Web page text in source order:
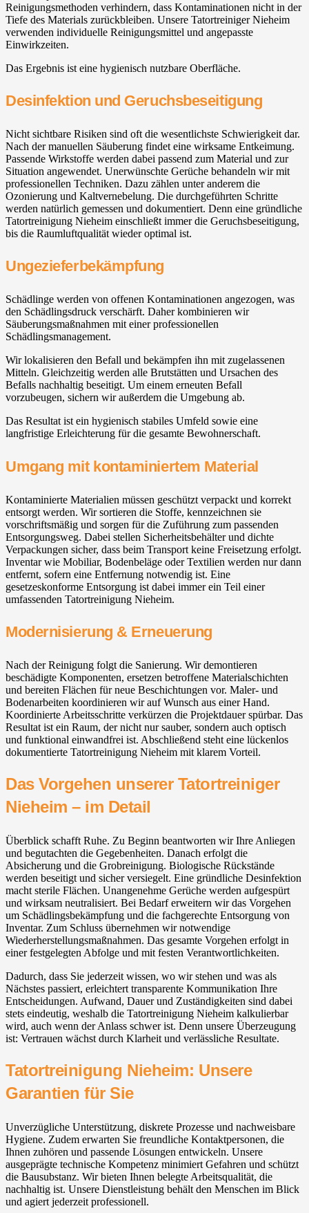
Reinigungsmethoden verhindern, dass Kontaminationen nicht in der
Tiefe des Materials zurückbleiben. Unsere Tatortreiniger Nieheim
verwenden individuelle Reinigungsmittel und angepasste
Einwirkzeiten.
Das Ergebnis ist eine hygienisch nutzbare Oberfläche.
Desinfektion und Geruchsbeseitigung
Nicht sichtbare Risiken sind oft die wesentlichste Schwierigkeit dar.
Nach der manuellen Säuberung findet eine wirksame Entkeimung.
Passende Wirkstoffe werden dabei passend zum Material und zur
Situation angewendet. Unerwünschte Gerüche behandeln wir mit
professionellen Techniken. Dazu zählen unter anderem die
Ozonierung und Kaltvernebelung. Die durchgeführten Schritte
werden natürlich gemessen und dokumentiert. Denn eine gründliche
Tatortreinigung Nieheim einschließt immer die Geruchsbeseitigung,
bis die Raumluftqualität wieder optimal ist.
Ungezieferbekämpfung
Schädlinge werden von offenen Kontaminationen angezogen, was
den Schädlingsdruck verschärft. Daher kombinieren wir
Säuberungsmaßnahmen mit einer professionellen
Schädlingsmanagement.
Wir lokalisieren den Befall und bekämpfen ihn mit zugelassenen
Mitteln. Gleichzeitig werden alle Brutstätten und Ursachen des
Befalls nachhaltig beseitigt. Um einem erneuten Befall
vorzubeugen, sichern wir außerdem die Umgebung ab.
Das Resultat ist ein hygienisch stabiles Umfeld sowie eine
langfristige Erleichterung für die gesamte Bewohnerschaft.
Umgang mit kontaminiertem Material
Kontaminierte Materialien müssen geschützt verpackt und korrekt
entsorgt werden. Wir sortieren die Stoffe, kennzeichnen sie
vorschriftsmäßig und sorgen für die Zuführung zum passenden
Entsorgungsweg. Dabei stellen Sicherheitsbehälter und dichte
Verpackungen sicher, dass beim Transport keine Freisetzung erfolgt.
Inventar wie Mobiliar, Bodenbeläge oder Textilien werden nur dann
entfernt, sofern eine Entfernung notwendig ist. Eine
gesetzeskonforme Entsorgung ist dabei immer ein Teil einer
umfassenden Tatortreinigung Nieheim.
Modernisierung & Erneuerung
Nach der Reinigung folgt die Sanierung. Wir demontieren
beschädigte Komponenten, ersetzen betroffene Materialschichten
und bereiten Flächen für neue Beschichtungen vor. Maler- und
Bodenarbeiten koordinieren wir auf Wunsch aus einer Hand.
Koordinierte Arbeitsschritte verkürzen die Projektdauer spürbar. Das
Resultat ist ein Raum, der nicht nur sauber, sondern auch optisch
und funktional einwandfrei ist. Abschließend steht eine lückenlos
dokumentierte Tatortreinigung Nieheim mit klarem Vorteil.
Das Vorgehen unserer Tatortreiniger
Nieheim – im Detail
Überblick schafft Ruhe. Zu Beginn beantworten wir Ihre Anliegen
und begutachten die Gegebenheiten. Danach erfolgt die
Absicherung und die Grobreinigung. Biologische Rückstände
werden beseitigt und sicher versiegelt. Eine gründliche Desinfektion
macht sterile Flächen. Unangenehme Gerüche werden aufgespürt
und wirksam neutralisiert. Bei Bedarf erweitern wir das Vorgehen
um Schädlingsbekämpfung und die fachgerechte Entsorgung von
Inventar. Zum Schluss übernehmen wir notwendige
Wiederherstellungsmaßnahmen. Das gesamte Vorgehen erfolgt in
einer festgelegten Abfolge und mit festen Verantwortlichkeiten.
Dadurch, dass Sie jederzeit wissen, wo wir stehen und was als
Nächstes passiert, erleichtert transparente Kommunikation Ihre
Entscheidungen. Aufwand, Dauer und Zuständigkeiten sind dabei
stets eindeutig, weshalb die Tatortreinigung Nieheim kalkulierbar
wird, auch wenn der Anlass schwer ist. Denn unsere Überzeugung
ist: Vertrauen wächst durch Klarheit und verlässliche Resultate.
Tatortreinigung Nieheim: Unsere
Garantien für Sie
Unverzügliche Unterstützung, diskrete Prozesse und nachweisbare
Hygiene. Zudem erwarten Sie freundliche Kontaktpersonen, die
Ihnen zuhören und passende Lösungen entwickeln. Unsere
ausgeprägte technische Kompetenz minimiert Gefahren und schützt
die Bausubstanz. Wir bieten Ihnen belegte Arbeitsqualität, die
nachhaltig ist. Unsere Dienstleistung behält den Menschen im Blick
und agiert jederzeit professionell.